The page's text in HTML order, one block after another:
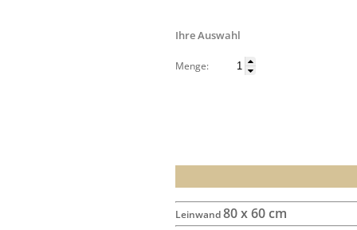
Ihre Auswahl
Menge:
Leinwand80 x 60 cm